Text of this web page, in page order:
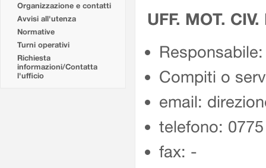
Organizzazione e contatti
Avvisi all'utenza
Normative
Turni operativi
Richiesta
informazioni/Contatta
l'ufficio
UFF. MOT.
Compiti o
email:
telefono:
fax: -